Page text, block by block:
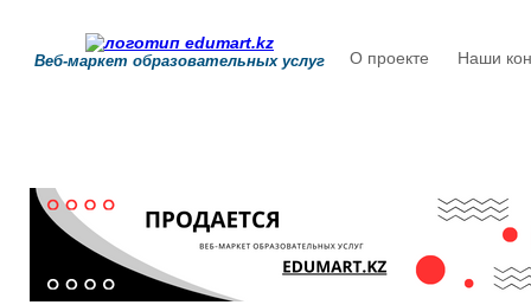
Веб-маркет образовательных услуг О проекте Наши